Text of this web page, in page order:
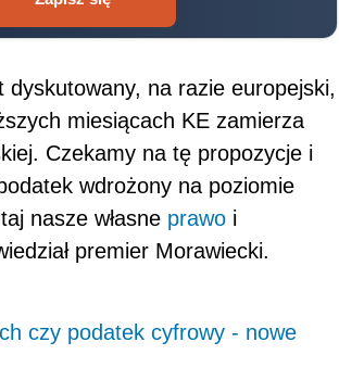
na razie europejski,
miesiącach KE zamierza
Czekamy na tę propozycje i
wdrożony na poziomie
nasze własne prawo i
premier Morawiecki.
czy podatek cyfrowy - nowe